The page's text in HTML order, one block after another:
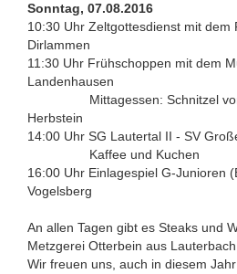
Sonntag, 07.08.2016
10:30 Uhr Zeltgottesdienst mit dem
Dirlammen
11:30 Uhr Frühschoppen mit dem
Landenhausen
Mittagessen: Schnitzel von
Herbstein
14:00 Uhr SG Lautertal II - SV
Kaffee und Kuchen
16:00 Uhr Einlagespiel G-Junioren
Vogelsberg
An allen Tagen gibt es Steaks und
Metzgerei Otterbein aus Lauterbach.
Wir freuen uns, auch in diesem